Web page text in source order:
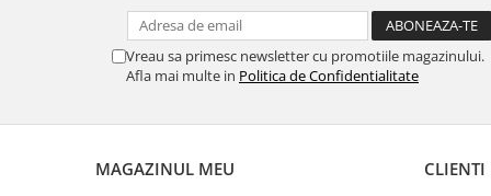
Vreau sa primesc newsletter cu promotiile magazinului.
Afla mai multe in Politica de Confidentialitate
MAGAZINUL MEU CLIENTI